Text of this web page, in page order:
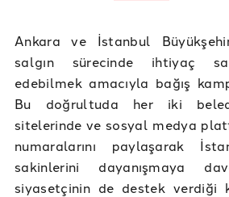
Ankara ve İstanbul
salgın sürecinde ihtiyaç
edebilmek amacıyla bağış
Bu doğrultuda her iki
sitelerinde ve sosyal medya
numaralarını paylaşarak
sakinlerini dayanışmaya
siyasetçinin de destek verdiği